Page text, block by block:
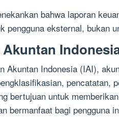
bahwa laporan
pengguna eksternal, bukan
Akuntan Indonesia (IAI),
pencatatan,
bertujuan untuk
bermanfaat bagi pengguna